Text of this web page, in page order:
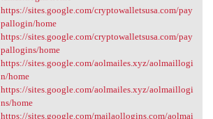
https://sites.google.com/cryptowalletsusa.com/pay
pallogin/home
https://sites.google.com/cryptowalletsusa.com/pay
pallogins/home
https://sites.google.com/aolmailes.xyz/aolmaillogi
n/home
https://sites.google.com/aolmailes.xyz/aolmaillogi
ns/home
https://sites.google.com/mailaollogins.com/aolmai